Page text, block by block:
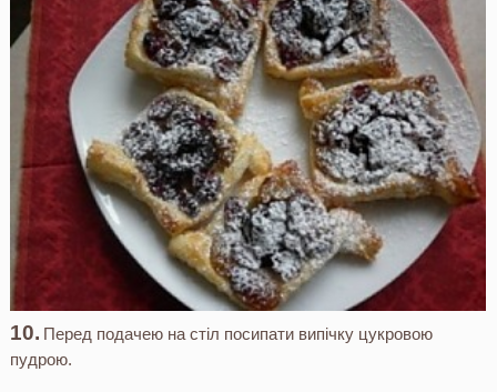
Перед подачею на стіл посипати випічку цукровою
пудрою.